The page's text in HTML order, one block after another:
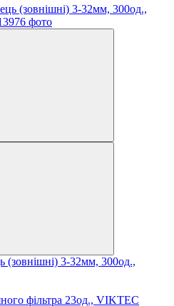
(зовнішні) 3-32мм, 300од.,